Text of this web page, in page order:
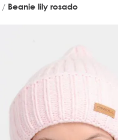
beanie lily rosado